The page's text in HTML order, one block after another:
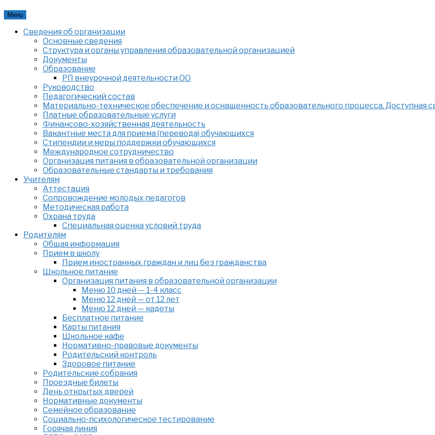
Skip
content
Menu
Сведения об организации
Основные сведения
Структура и органы управления образовательной организацией
Документы
Образование
РП внеурочной деятельности ОО
Руководство
Педагогический состав
Материально-техническое обеспечение и оснащенность образовательного процесса. Доступная
Платные образовательные услуги
Финансово-хозяйственная деятельность
Вакантные места для приема (перевода) обучающихся
Стипендии и меры поддержки обучающихся
Международное сотрудничество
Организация питания в образовательной организации
Образовательные стандарты и требования
Учителям
Аттестация
Сопровождение молодых педагогов
Методическая работа
Охрана труда
Специальная оценка условий труда
Родителям
Общая информация
Прием в школу
Прием иностранных граждан и лиц без гражданства
Школьное питание
Организация питания в образовательной организации
Меню 10 дней — 1-4 класс
Меню 12 дней — от 12 лет
Меню 12 дней — кадеты
Бесплатное питание
Карты питания
Школьное кафе
Нормативно-правовые документы
Родительский контроль
Здоровое питание
Родительские собрания
Проездные билеты
День открытых дверей
Нормативные документы
Семейное образование
Cоциально-психологическое тестирование
Горячая линия